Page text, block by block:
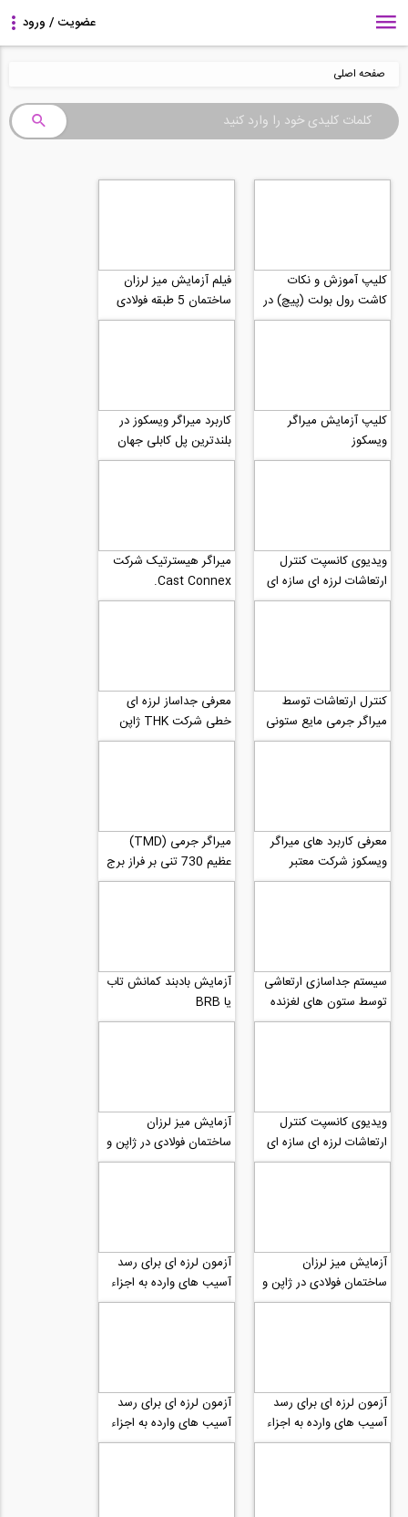
صفحه اصلی
کلیپ آموزش و نکات
کاشت رول بولت (پیچ) در
سازه های بتنی با تزریق
فیلم آزمایش میز لرزان
ساختمان 5 طبقه فولادی
مجهز شده با میراگر
کلیپ آزمایش میراگر
ویسکوز
کاربرد میراگر ویسکوز در
بلندترین پل کابلی جهان
ویدیوی کانسپت کنترل
ارتعاشات لرزه ای سازه ای
توسط میراگر جرمی ستون
میراگر هیسترتیک شرکت
Cast Connex.
کنترل ارتعاشات توسط
میراگر جرمی مایع ستونی
(TLMD)
معرفی جداساز لرزه ای
خطی شرکت THK ژاپن
معرفی کاربرد های میراگر
ویسکوز شرکت معتبر
Taylor
میراگر جرمی (TMD)
عظیم 730 تنی بر فراز برج
تایپه 101
سیستم جداسازی ارتعاشی
توسط ستون های لغزنده
خود مرکز گرا
آزمایش بادبند کمانش تاب
یا BRB
ویدیوی کانسپت کنترل
ارتعاشات لرزه ای سازه ای
توسط میراگر جرمی تنظیم
آزمایش میز لرزان
ساختمان فولادی در ژاپن و
تشکیل مفاصل پلاستیک
آزمایش میز لرزان
ساختمان فولادی در ژاپن و
تشکیل مفاصل پلاستیک
آزمون لرزه ای برای رسد
آسیب های وارده به اجزاء
غیرسازه ای قسمت پنجم
آزمون لرزه ای برای رسد
آسیب های وارده به اجزاء
غیرسازه ای قسمت چهارم
آزمون لرزه ای برای رسد
آسیب های وارده به اجزاء
غیرسازه ای قسمت سوم